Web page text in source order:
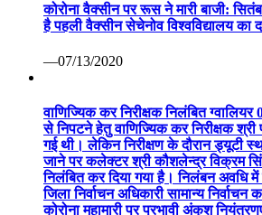
कोरोना वैक्सीन पर रूस ने मारी बाजी:
है पहली वैक्सीन सेचेनोव विश्वविद्यालय का
—07/13/2020
वाणिज्यिक कर निरीक्षक निलंबित ग्वालियर
से निपटने हेतु वाणिज्यिक कर निरीक्षक
गई थी। लेकिन निरीक्षण के दौरान ड्यूटी
जाने पर कलेक्टर श्री कौशलेन्द्र विक्रम
निलंबित कर दिया गया है। निलंबन अवधि
जिला निर्वाचन अधिकारी सामान्य
कोरोना महामारी पर प्रभावी अंकुश